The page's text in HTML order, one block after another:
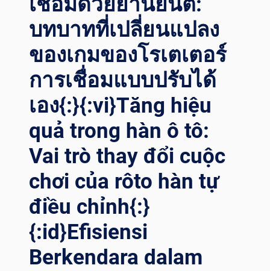
บทบาทที่เปลี่ยนแปลง
ของเกมของโรเตเตอร์
การเชื่อมแบบปรับได้
เอง{:}{:vi}Tăng hiệu
quả trong hàn ô tô:
Vai trò thay đổi cuộc
chơi của rôto hàn tự
điều chỉnh{:}
{:id}Efisiensi
Berkendara dalam